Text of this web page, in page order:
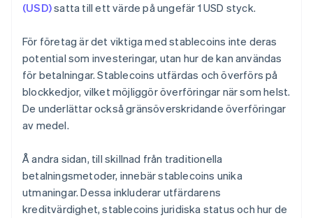
(USD)satta till ett värde på ungefär 1 USD styck.
För företag är det viktiga med stablecoins inte deras
potential som investeringar, utan hur de kan användas
för betalningar. Stablecoins utfärdas och överförs på
blockkedjor, vilket möjliggör överföringar när som helst.
De underlättar också gränsöverskridande överföringar
av medel.
Å andra sidan, till skillnad från traditionella
betalningsmetoder, innebär stablecoins unika
utmaningar. Dessa inkluderar utfärdarens
kreditvärdighet, stablecoins juridiska status och hur de